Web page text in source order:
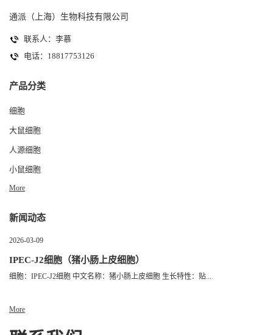
通派（上海）生物科技有限公司
联系人：李慕
电话：18817753126
产品分类
细胞
大鼠细胞
人源细胞
小鼠细胞
More
新闻动态
2026-03-09
IPEC-J2细胞（猪小肠上皮细胞）
细胞：IPEC-J2细胞 中文名称：猪小肠上皮细胞 生长特性：贴...
More